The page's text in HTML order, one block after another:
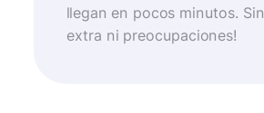
llegan en pocos minutos.
extra ni preocupaciones!